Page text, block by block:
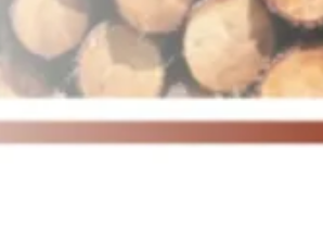
100 ml